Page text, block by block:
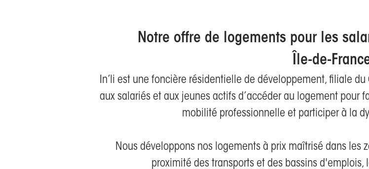
Notre offre de logements pour les
Île-de-
In’li est une foncière résidentielle de développement, filiale
aux salariés et aux jeunes actifs d’accéder au logement pour
mobilité professionnelle et participer à la
Nous développons nos logements à prix maîtrisé dans les
proximité des transports et des bassins